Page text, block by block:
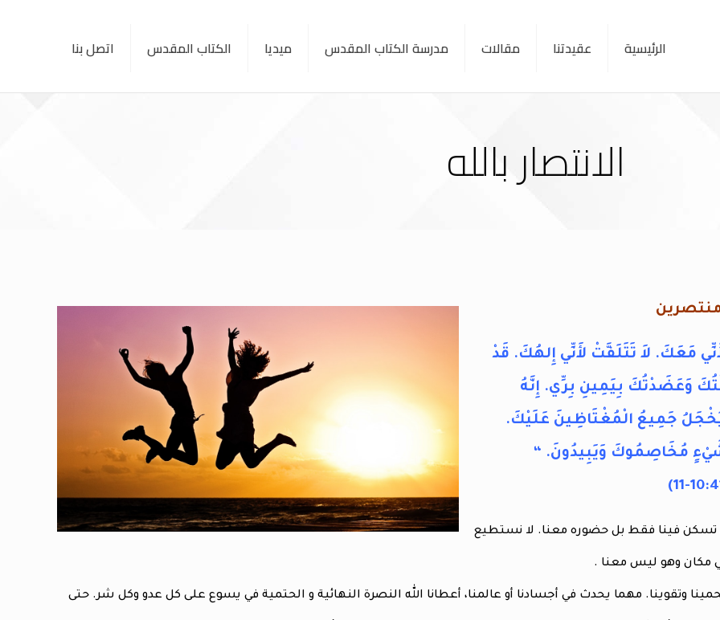
الرئيسية عقيدتنا مقالات مدرسة الكتاب المقدس ميديا الكتاب المقدس اتصل بنا
الانتصار بالله
مَعَكَ. لاَ تَتَلَفَّتْ لأَنِّي إِلهُكَ. قَدْ
وَعَضَدْتُكَ بِيَمِينِ بِرِّي. إِنَّهُ
جَمِيعُ الْمُغْتَاظِينَ عَلَيْكَ.
مُخَاصِمُوكَ وَيَبِيدُونَ. “
لا تسكن فينا فقط بل حضوره معنا. لا نستطيع
في مكان وهو ليس معنا .
وتقوينا. مهما يحدث في أجسادنا أو عالمنا، أعطانا الله النصرة النهائية و الحتمية في يسوع على كل عدو وكل شر. حتى